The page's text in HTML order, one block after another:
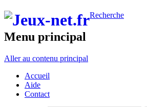
Recherche
Menu principal
Aller au contenu principal
Accueil
Aide
Contact